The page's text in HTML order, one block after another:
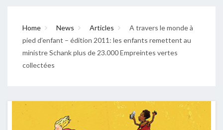
Home News Articles
A travers le monde à
pied d’enfant – édition 2011: les enfants remettent au
ministre Schank plus de 23.000 Empreintes vertes
collectées